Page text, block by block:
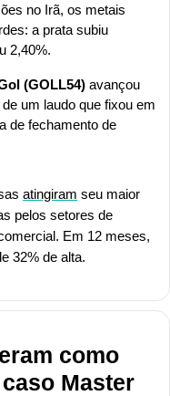
no Irã, os metais
a prata subiu
2,40%.
(GOLL54) avançou
um laudo que fixou em
de fechamento de
atingiram seu maior
pelos setores de
Em 12 meses,
32% de alta.
como
Master